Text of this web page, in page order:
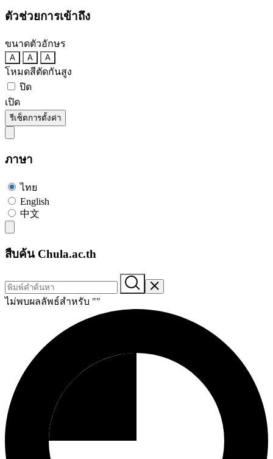
ตัวช่วยการเข้าถึง
ขนาดตัวอักษร
A A A
โหมดสีตัดกันสูง
ปิด
เปิด
รีเซ็ตการตั้งค่า
ภาษา
ไทย
English
中文
สืบค้น Chula.ac.th
ไม่พบผลลัพธ์สำหรับ ""